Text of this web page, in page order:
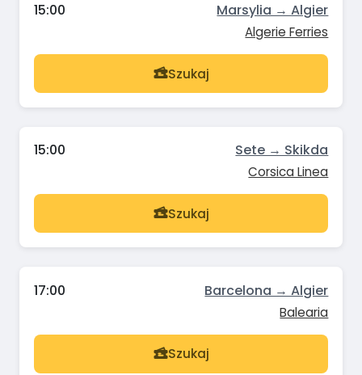
15:00 Marsylia → Algier
Algerie Ferries
Szukaj
15:00 Sete → Skikda
Corsica Linea
Szukaj
17:00 Barcelona → Algier
Balearia
Szukaj